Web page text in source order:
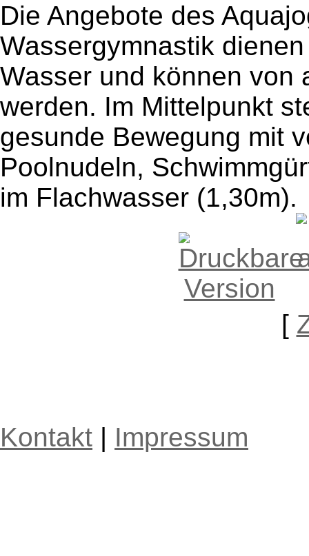
Die Angebote des
Wassergymnastik
Wasser und können von
werden. Im Mittelpunkt
gesunde Bewegung mit
Poolnudeln,
im Flachwasser (1,30m).
[
Kontakt | Impressum